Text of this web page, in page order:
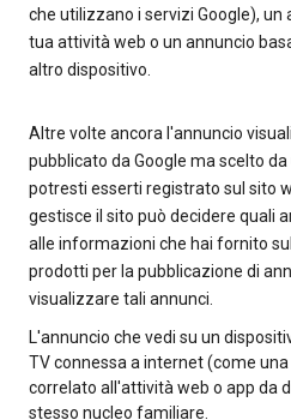
che utilizzano i servizi Google),
tua attività web o un annuncio
altro dispositivo.
Altre volte ancora l'annuncio
pubblicato da Google ma scelto
potresti esserti registrato sul sito
gestisce il sito può decidere quali
alle informazioni che hai fornito
prodotti per la pubblicazione di
visualizzare tali annunci.
L'annuncio che vedi su un
TV connessa a internet (come
correlato all'attività web o app da
stesso nucleo familiare.